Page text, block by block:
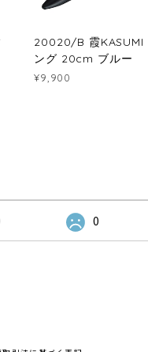
20020/B 霞KASUMI
ング 20cm ブルー
¥9,900
0